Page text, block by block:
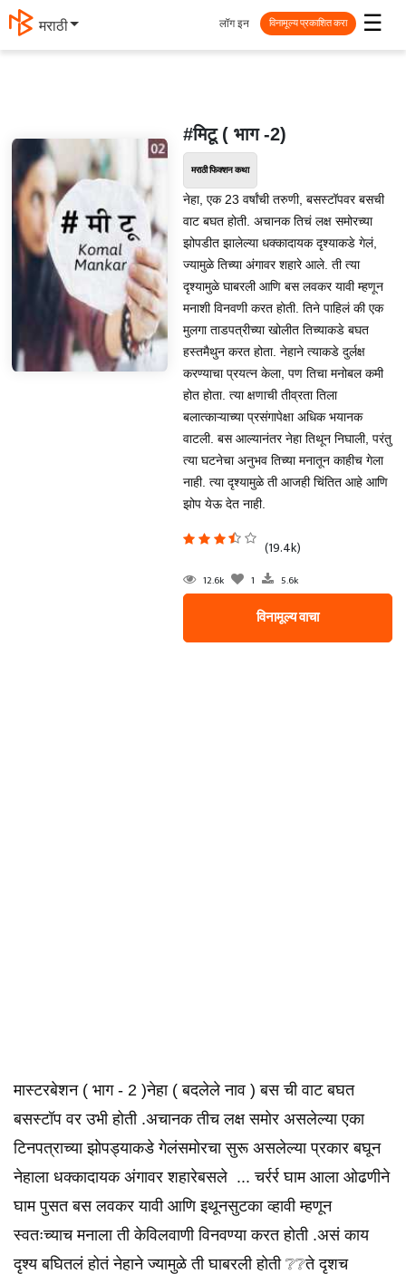
मराठी ☰
लॉग इन विनामूल्य प्रकाशित करा
#मिटू ( भाग -2)
मराठी फिक्शन कथा
नेहा, एक 23 वर्षांची तरुणी, बसस्टॉपवर बसची
वाट बघत होती. अचानक तिचं लक्ष समोरच्या
झोपडीत झालेल्या धक्कादायक दृश्याकडे गेलं,
ज्यामुळे तिच्या अंगावर शहारे आले. ती त्या
दृश्यामुळे घाबरली आणि बस लवकर यावी म्हणून
मनाशी विनवणी करत होती. तिने पाहिलं की एक
मुलगा ताडपत्रीच्या खोलीत तिच्याकडे बघत
हस्तमैथुन करत होता. नेहाने त्याकडे दुर्लक्ष
करण्याचा प्रयत्न केला, पण तिचा मनोबल कमी
होत होता. त्या क्षणाची तीव्रता तिला
बलात्काऱ्याच्या प्रसंगापेक्षा अधिक भयानक
वाटली. बस आल्यानंतर नेहा तिथून निघाली, परंतु
त्या घटनेचा अनुभव तिच्या मनातून काहीच गेला
नाही. त्या दृश्यामुळे ती आजही चिंतित आहे आणि
झोप येऊ देत नाही.
(19.4k)
12.6k 1 5.6k
विनामूल्य वाचा
मास्टरबेशन ( भाग - 2 )नेहा ( बदलेले नाव ) बस ची वाट बघत
बसस्टॉप वर उभी होती .अचानक तीच लक्ष समोर असलेल्या एका
टिनपत्राच्या झोपड्याकडे गेलंसमोरचा सुरू असलेल्या प्रकार बघून
नेहाला धक्कादायक अंगावर शहारेबसले ... चर्रर्र घाम आला ओढणीने
घाम पुसत बस लवकर यावी आणि इथूनसुटका व्हावी म्हणून
स्वतःच्याच मनाला ती केविलवाणी विनवण्या करत होती .असं काय
दृश्य बघितलं होतं नेहाने ज्यामुळे ती घाबरली होती ❔❔ते दृशच